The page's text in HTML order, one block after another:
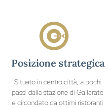
Posizione strategica
Situato in centro città, a pochi
passi dalla stazione di Gallarate
e circondato da ottimi ristoranti